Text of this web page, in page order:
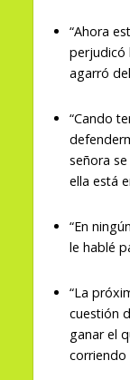
“Ahora
perjudicó
agarró
“Cando
señora
ella está
“En
le hablé
“La
cuestión
ganar el
corriendo